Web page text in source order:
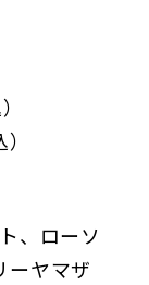
、ローソ
ーヤマザ